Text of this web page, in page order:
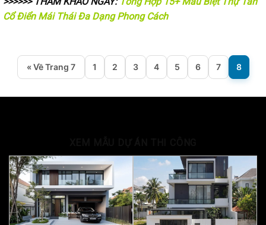
Cổ Điển Mái Thái Đa Dạng Phong Cách
« Về Trang 7 1 2 3 4 5 6 7 8